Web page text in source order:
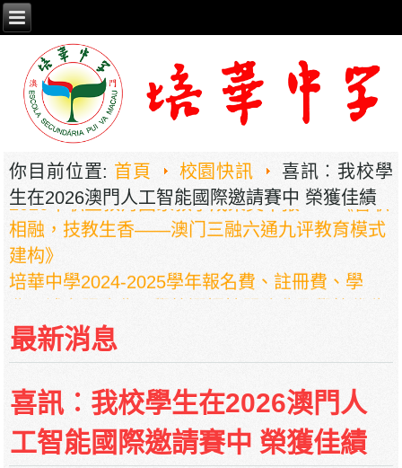
你目前位置: 首頁 校園快訊
喜訊︰我校學
生在2026澳門人工智能國際邀請賽中 榮獲佳績
2026年职业教育国家教学成果奖申报——《普职
相融，技教生香——澳门三融六通九评教育模式
建构》
培華中學2024-2025學年報名費、註冊費、學
費、補充服務費、學校選擇性服務費及學校代收
項目
培華中學收費項目一覽表
最新消息
喜訊︰我校學生在2026澳門人
工智能國際邀請賽中 榮獲佳績